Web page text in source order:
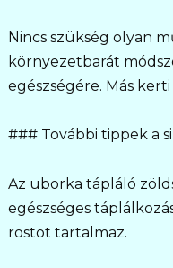
Nincs szükség olyan
környezetbarát
egészségére. Más
### További tippek a
Az uborka tápláló
egészséges
rostot tartalmaz.